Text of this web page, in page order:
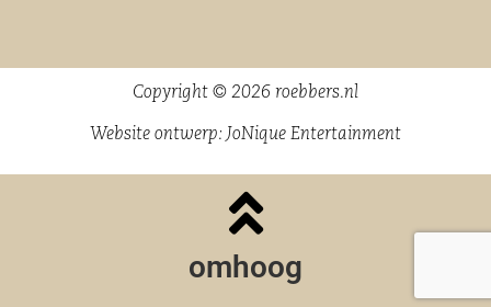
Copyright © 2026 roebbers.nl
Website ontwerp: JoNique Entertainment
omhoog